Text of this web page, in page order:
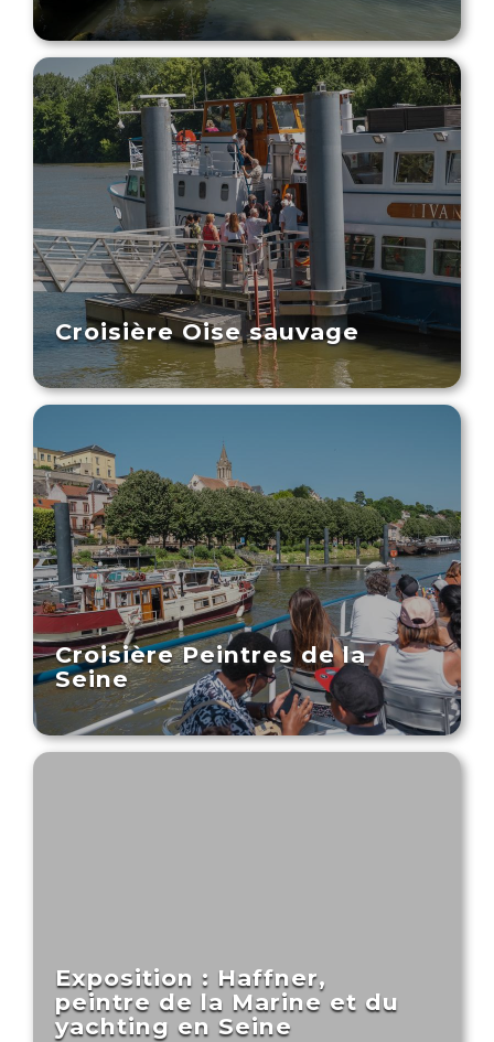
Croisière Oise sauvage
Croisière Peintres de la
Seine
Exposition : Haffner,
peintre de la Marine et du
yachting en Seine